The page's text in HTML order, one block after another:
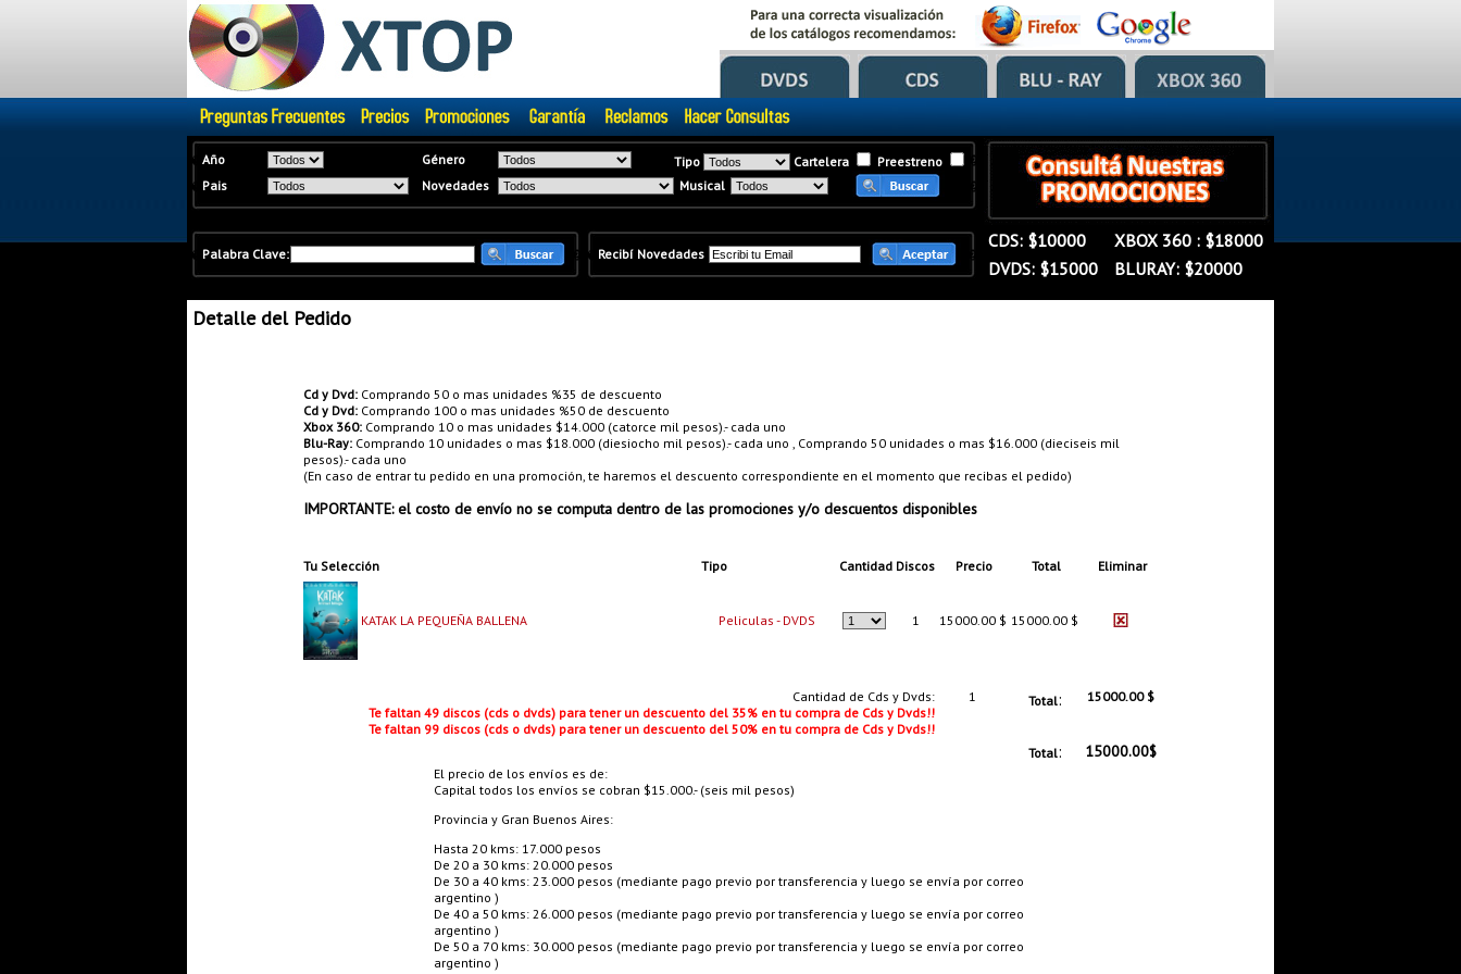
� Año Género Tipo Cartelera Preestreno
�
� Pais Novedades Musical �
CDS: $10000
XBOX 360 : $18000
DVDS: $15000
BLURAY: $20000
� Palabra Clave: � � Recibí Novedades �
Detalle del Pedido
Cd y Dvd: Comprando 50 o mas unidades %35 de descuento
Cd y Dvd: Comprando 100 o mas unidades %50 de descuento
Xbox 360: Comprando 10 o mas unidades $14.000 (catorce mil pesos).- cada uno
Blu-Ray: Comprando 10 unidades o mas $18.000 (diesiocho mil pesos).- cada uno , Comprando 50 unidades o mas $16.000 (dieciseis mil
pesos).- cada uno
(En caso de entrar tu pedido en una promoción, te haremos el descuento correspondiente en el momento que recibas el pedido)
IMPORTANTE: el costo de envío no se computa dentro de las promociones y/o descuentos disponibles
Tu Selección Tipo Cantidad Discos Precio Total Eliminar
KATAK LA PEQUEÑA BALLENA Peliculas - DVDS 1 15000.00 $ 15000.00 $
Cantidad de Cds y Dvds:
Te faltan 49 discos (cds o dvds) para tener un descuento del 35% en tu compra de Cds y Dvds!!
Te faltan 99 discos (cds o dvds) para tener un descuento del 50% en tu compra de Cds y Dvds!!
1 Total: 15000.00 $
Total: 15000.00$
El precio de los envíos es de:
Capital todos los envíos se cobran $15.000.- (seis mil pesos)
Provincia y Gran Buenos Aires:
Hasta 20 kms: 17.000 pesos
De 20 a 30 kms: 20.000 pesos
De 30 a 40 kms: 23.000 pesos (mediante pago previo por transferencia y luego se envía por correo
argentino )
De 40 a 50 kms: 26.000 pesos (mediante pago previo por transferencia y luego se envía por correo
argentino )
De 50 a 70 kms: 30.000 pesos (mediante pago previo por transferencia y luego se envía por correo
argentino )